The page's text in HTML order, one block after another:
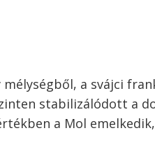
a svájci
stabilizálódott a
a Mol emelkedik,